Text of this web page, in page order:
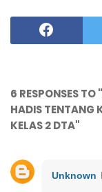
6 RESPONSES
HADIS TENTANG
KELAS 2 DTA"
Unknown